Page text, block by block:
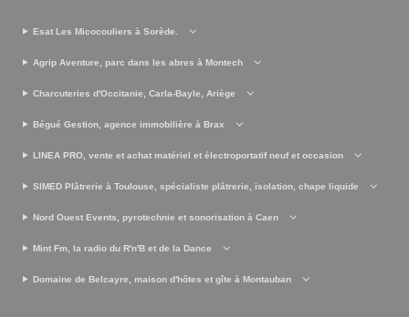
Esat Les Micocouliers à Sorède.
Agrip Aventure, parc dans les abres à Montech
Charcuteries d'Occitanie, Carla-Bayle, Ariège
Bégué Gestion, agence immobilière à Brax
LINEA PRO, vente et achat matériel et électroportatif neuf et occasion
SIMED Plâtrerie à Toulouse, spécialiste plâtrerie, isolation, chape liquide
Nord Ouest Events, pyrotechnie et sonorisation à Caen
Mint Fm, la radio du R'n'B et de la Dance
Domaine de Belcayre, maison d'hôtes et gîte à Montauban